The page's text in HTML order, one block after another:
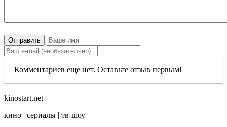
Отправить
Комментариев еще нет. Оставьте отзыв первым!
kinostart.net
кино | сериалы | тв-шоу